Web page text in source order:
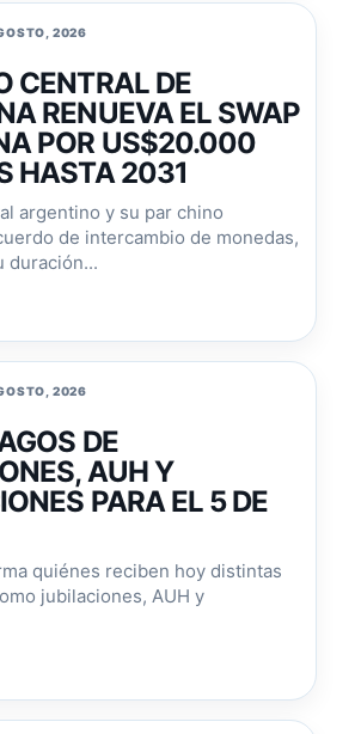
2026
CENTRAL DE
RENUEVA EL SWAP
POR US$20.000
HASTA 2031
argentino y su par chino
de intercambio de monedas,
duración...
2026
DE
AUH Y
PARA EL 5 DE
quiénes reciben hoy distintas
jubilaciones, AUH y